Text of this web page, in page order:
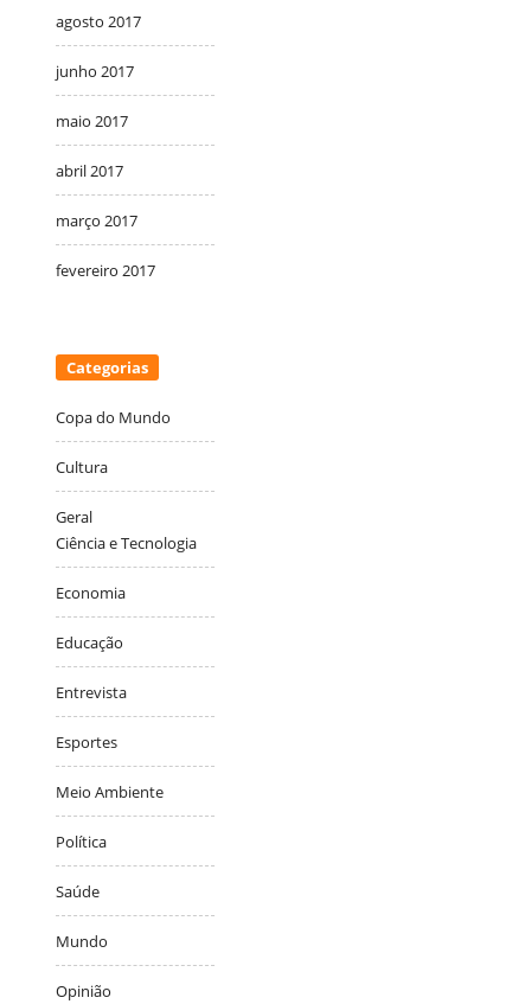
agosto 2017
junho 2017
maio 2017
abril 2017
março 2017
fevereiro 2017
Categorias
Copa do Mundo
Cultura
Geral
Ciência e Tecnologia
Economia
Educação
Entrevista
Esportes
Meio Ambiente
Política
Saúde
Mundo
Opinião